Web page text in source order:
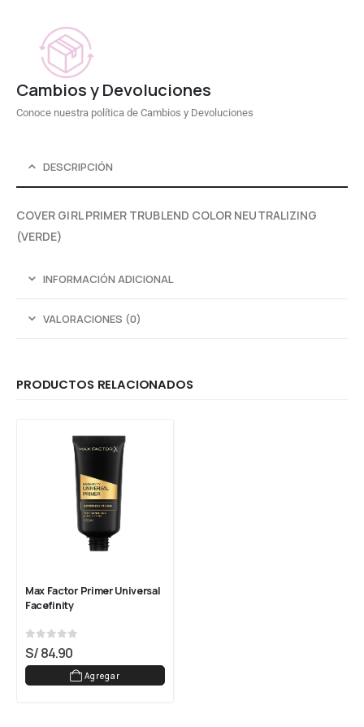
Cambios y Devoluciones
Conoce nuestra política de Cambios y Devoluciones
DESCRIPCIÓN
COVER GIRL PRIMER TRUBLEND COLOR NEUTRALIZING
(VERDE)
INFORMACIÓN ADICIONAL
VALORACIONES (0)
PRODUCTOS RELACIONADOS
Max Factor Primer Universal
Facefinity
0 out of 5
S/84.90
Agregar